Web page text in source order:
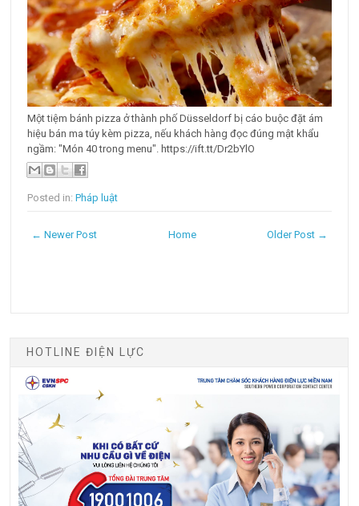
Một tiệm bánh pizza ở thành phố Düsseldorf bị cáo buộc đặt ám
hiệu bán ma túy kèm pizza, nếu khách hàng đọc đúng mật khẩu
ngầm: "Món 40 trong menu". https://ift.tt/Dr2bYlO
Posted in:Pháp luật
← Newer Post Older Post →
Home
HOTLINE ĐIỆN LỰC